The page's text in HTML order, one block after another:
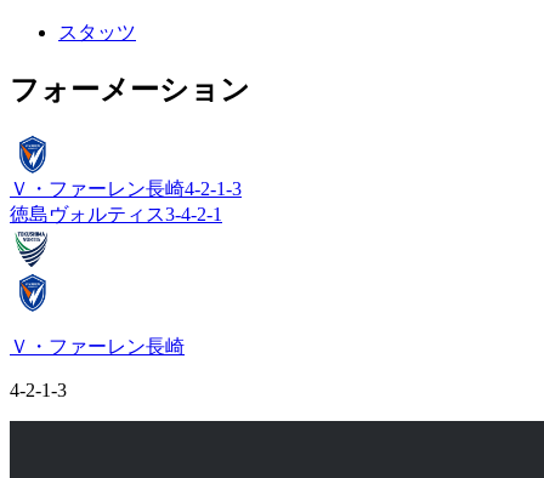
スタッツ
フォーメーション
Ｖ・ファーレン長崎4-2-1-3
徳島ヴォルティス3-4-2-1
Ｖ・ファーレン長崎
4-2-1-3